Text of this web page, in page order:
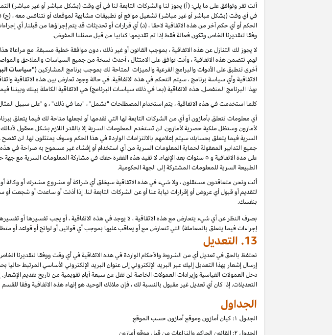
أنت تقر وتوافق على ما يلي: (أ) يجوز لنا والشركات التابعة لنا في أي وقت (بشكل مباشر أو غير مباشر)
في أي وقت (بشكل مباشر أو غير مباشر) تشغيل مواقع أو تطبيقات مشابهة لموقعك أو تتنافس معه ، (ج)
الحكم أو أي حكم آخر من هذه الاتفاقية لاحقا ، (د) أي قرارات أو تحديثات قد يتم إجراؤها من قبلنا, أي
وفقا لتقديرنا الخاص وتكون فعالة فقط إذا تم تقديمها كتابيا من قبل ممثلنا المفوض.
لا يجوز لك التنازل عن هذه الاتفاقية ، بموجب القانون أو غير ذلك ، دون موافقة خطية مسبقة. مع مراعاة
لهم. تتضمن هذه الاتفاقية ، وأنت توافق على الامتثال ، أحدث نسخة من جميع السياسات والملاحق
أخرى تنطبق على الأدوات والبرامج الفرعية والميزات المتاحة لك بموجب برنامج المشاركين ("سياسات
الاتفاقية وأي سياسة برنامج ، سيتم التحكم في هذه الاتفاقية. في حالة وجود تعارض بين هذه الاتفاقية
بهذا البرنامج المنفصل. هذه الاتفاقية (بما في ذلك سياسات البرنامج) هي الاتفاقية الكاملة بينك
كلما استخدمت في هذه الاتفاقية ، يتم استخدام المصطلحات "تشمل" ، "بما في ذلك" ، و "على سبيل
أي معلومات تتعلق بأمازون أو أي من الشركات التابعة لها التي نقدمها أو نجعلها متاحة لك فيما
لأمازون وستظل ملكية حصرية لأمازون. لن تستخدم المعلومات السرية إلا بالقدر اللازم بشكل معقول
السرية فيما يتعلق بحسابك سيتم إعلامهم بالالتزامات الواردة في هذا الحكم وسوف يمتثلون لها. لن
جميع التدابير المعقولة لحماية المعلومات السرية من أي استخدام أو إفشاء غير مسموح به صراحة في
على مدة الاتفاقية و ٥ سنوات بعد الإنهاء. لا تقيد هذه الفقرة حقك في مشاركة المعلومات
الطبيعة السرية للمعلومات المشتركة إلى الجهة الحكومية.
أنت ونحن متعاقدون مستقلون ، ولا شيء في هذه الاتفاقية سيخلق أي شراكة أو مشروع مشترك أو وكالة أو
لتقديم أو قبول أي عروض أو إقرارات نيابة عنا أو عن الشركات التابعة لنا. إذا أذنت أو ساعدت أو شجعت
بنفسك.
بصرف النظر عن أي شيء يتعارض مع هذه الاتفاقية ، لا يوجد في هذه الاتفاقية ، أو يجب تفسيرها أو
إجراءات فيما يتعلق بالمعاملة) التي تتعارض مع أو يعاقب عليها بموجب أي قوانين أو لوائح أو قواعد أو
13. التعديل
نحتفظ بالحق في تعديل أي من الشروط والأحكام الواردة في هذه الاتفاقية في أي وقت ووفقا لتقديرنا
إرسال إشعار بهذا التعديل إليك عبر البريد الإلكتروني إلى عنوان البريد الإلكتروني الأساسي المرتبط
دخل العمولات القياسية وإيرادات العمولات الخاصة لن تقل عن سبعة أيام تقويمية من تاريخ تقديم
التعديلات. إذا كان أي تعديل غير مقبول بالنسبة لك ، فإن ملاذك الوحيد هو إنهاء هذه الاتفاقية وفقا للقسم ٦.
الجداول
الجدول ۱: كيان أمازون وموقع أمازون حسب الموقع
الجدول ۲: القانون الحاكم والنزاعات من قبل موقع أمازون